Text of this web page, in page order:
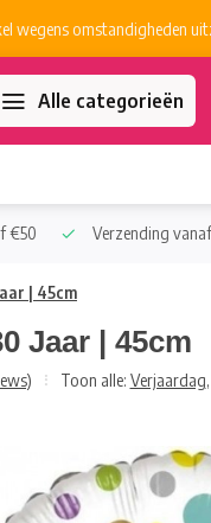
wegens omstandigheden
Alle categorieën
€50 Verzending
| 45cm
Jaar | 45cm
Toon alle: Verjaardag,